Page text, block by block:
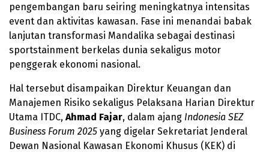
pengembangan baru seiring meningkatnya intensitas
event dan aktivitas kawasan. Fase ini menandai babak
lanjutan transformasi Mandalika sebagai destinasi
sportstainment berkelas dunia sekaligus motor
penggerak ekonomi nasional.
Hal tersebut disampaikan Direktur Keuangan dan
Manajemen Risiko sekaligus Pelaksana Harian Direktur
Utama ITDC, Ahmad Fajar, dalam ajang Indonesia SEZ
Business Forum 2025 yang digelar Sekretariat Jenderal
Dewan Nasional Kawasan Ekonomi Khusus (KEK) di